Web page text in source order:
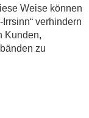
Weise können
verhindern
Kunden,
zu